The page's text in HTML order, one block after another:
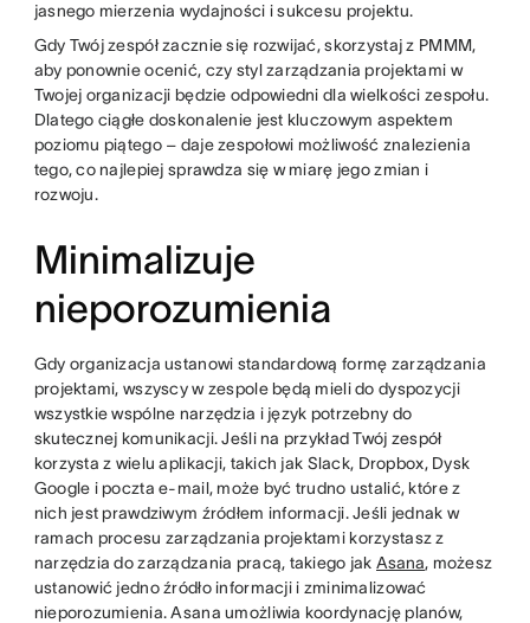
jasnego mierzenia wydajności i sukcesu projektu.
Gdy Twój zespół zacznie się rozwijać, skorzystaj z PMMM,
aby ponownie ocenić, czy styl zarządzania projektami w
Twojej organizacji będzie odpowiedni dla wielkości zespołu.
Dlatego ciągłe doskonalenie jest kluczowym aspektem
poziomu piątego – daje zespołowi możliwość znalezienia
tego, co najlepiej sprawdza się w miarę jego zmian i
rozwoju.
Minimalizuje
nieporozumienia
Gdy organizacja ustanowi standardową formę zarządzania
projektami, wszyscy w zespole będą mieli do dyspozycji
wszystkie wspólne narzędzia i język potrzebny do
skutecznej komunikacji. Jeśli na przykład Twój zespół
korzysta z wielu aplikacji, takich jak Slack, Dropbox, Dysk
Google i poczta e-mail, może być trudno ustalić, które z
nich jest prawdziwym źródłem informacji. Jeśli jednak w
ramach procesu zarządzania projektami korzystasz z
narzędzia do zarządzania pracą, takiego jak Asana, możesz
ustanowić jedno źródło informacji i zminimalizować
nieporozumienia. Asana umożliwia koordynację planów,